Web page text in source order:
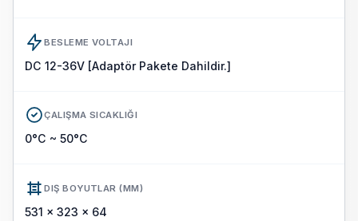
BESLEME VOLTAJI
DC 12-36V [Adaptör Pakete Dahildir.]
ÇALIŞMA SICAKLIĞI
0°C ~ 50°C
DIŞ BOYUTLAR (MM)
531 x 323 x 64